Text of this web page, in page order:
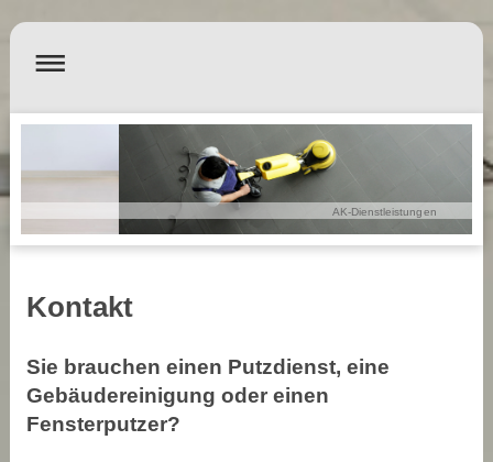
AK-Dienstleistungen
Kontakt
Sie brauchen einen Putzdienst, eine
Gebäudereinigung oder einen
Fensterputzer?